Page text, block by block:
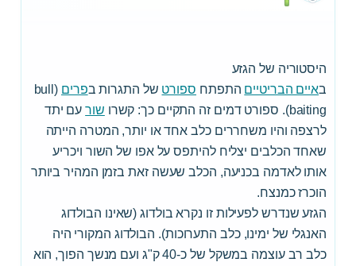
היסטוריה של הגזע
באיים הבריטיים התפתח ספורט של התגרות בפרים (bull
baiting). ספורט דמים זה התקיים כך: קשרו
שורעם יתד
לרצפה והיו משחררים כלב אחד או יותר, המטרה הייתה
שאחד הכלבים יצליח להיתפס על אפו של השור ויכריע
אותו לאדמה בכניעה, הכלב שעשה זאת בזמן המהיר ביותר
הוכרז כמנצח.
הגזע שנדרש לפעילות זו נקרא בולדוג (שאינו הבולדוג
האנגלי של ימינו, כלב התערוכות). הבולדוג המקורי היה
כלב רב עוצמה במשקל של כ-40 ק"ג ועם מנשך הפוך, הוא